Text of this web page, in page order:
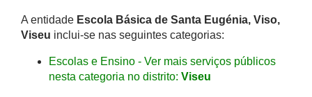
A entidade Escola Básica de Santa Eugénia, Viso,
Viseu inclui-se nas seguintes categorias:
Escolas e Ensino - Ver mais serviços públicos
nesta categoria no distrito: Viseu